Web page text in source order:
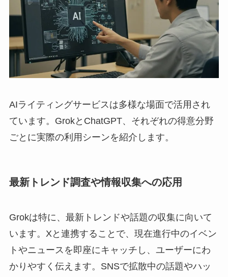
AIライティングサービスは多様な場面で活用され
ています。GrokとChatGPT、それぞれの得意分野
ごとに実際の利用シーンを紹介します。
最新トレンド調査や情報収集への応用
Grokは特に、最新トレンドや話題の収集に向いて
います。Xと連携することで、現在進行中のイベン
トやニュースを即座にキャッチし、ユーザーにわ
かりやすく伝えます。SNSで拡散中の話題やハッ